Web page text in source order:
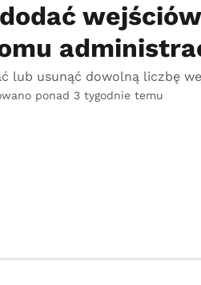
lub usunąć dowolną liczbę
ponad 3 tygodnie temu